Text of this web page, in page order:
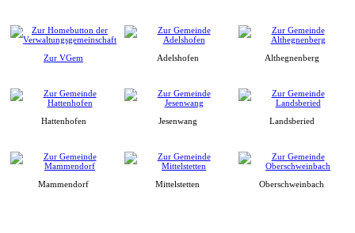
Zur VGem Adelshofen Althegnenberg
Hattenhofen Jesenwang Landsberied
Mammendorf Mittelstetten Oberschweinbach